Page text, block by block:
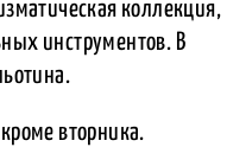
коллекция,
инструментов. В
вторника.